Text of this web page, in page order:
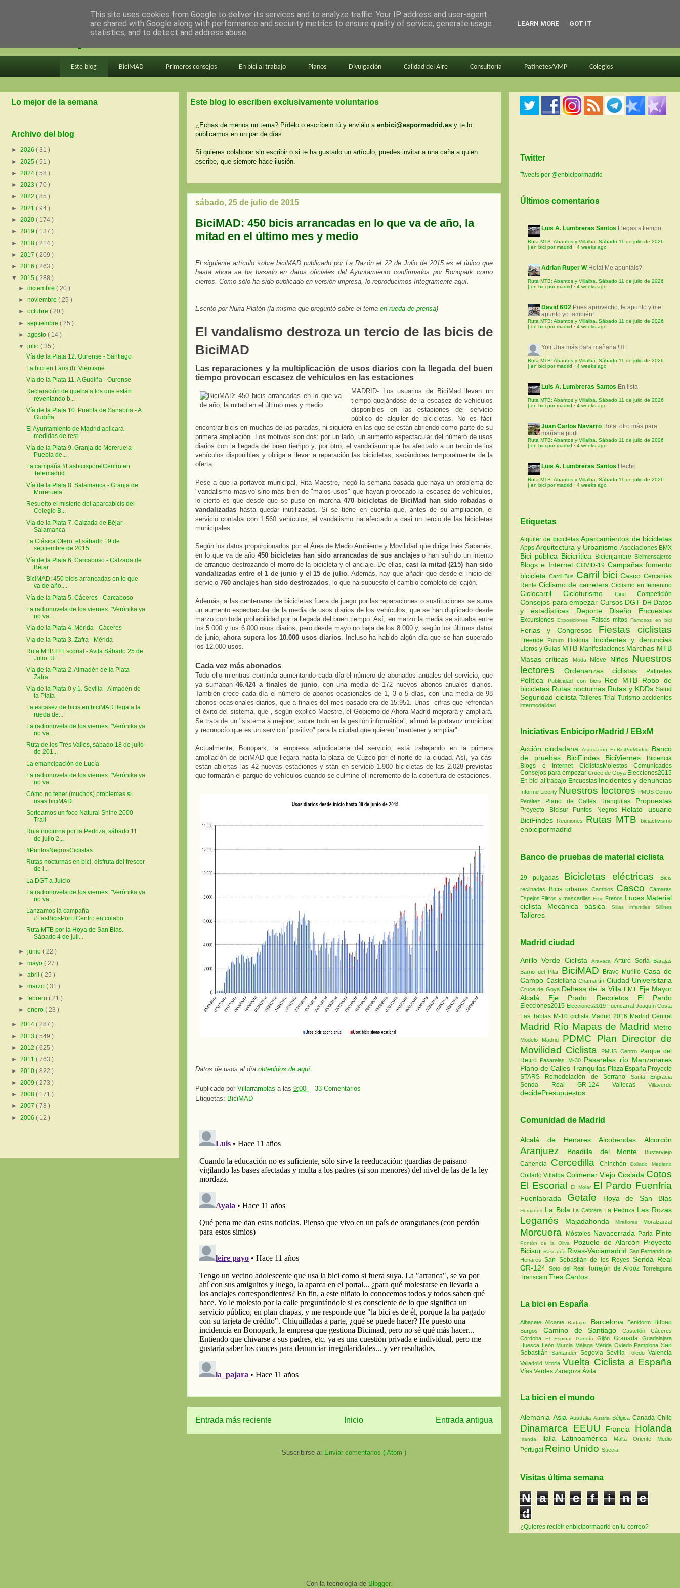
en bici por madrid
Este blog BiciMAD Primeros consejos En bici al trabajo Planos Divulgación Calidad del Aire Consultoría Patinetes/VMP Colegios
Este blog lo escriben exclusivamente voluntarios
¿Echas de menos un tema? Pídelo o escríbelo tú y enviálo a enbici@espormadrid.es y te lo
publicamos en un par de días.
Si quieres colaborar sin escribir o si te ha gustado un artículo, puedes invitar a una caña a quien
escribe, que siempre hace ilusión.
sábado, 25 de julio de 2015
BiciMAD: 450 bicis arrancadas en lo que va de año, la
mitad en el último mes y medio
El siguiente artículo sobre biciMAD publicado por La Razón el 22 de Julio de 2015 es el único que
hasta ahora se ha basado en datos oficiales del Ayuntamiento confirmados por Bonopark como
ciertos. Como sólo ha sido publicado en versión impresa, lo reproducimos íntegramente aquí.
Escrito por Nuria Platón (la misma que preguntó sobre el tema en rueda de prensa)
El vandalismo destroza un tercio de las bicis de
BiciMAD
Las reparaciones y la multiplicación de usos diarios con la llegada del buen
tiempo provocan escasez de vehículos en las estaciones
MADRID- Los usuarios de BiciMad llevan un
tiempo quejándose de la escasez de vehículos
disponibles en las estaciones del servicio
público de alquiler de bicicletas. No es fácil
encontrar bicis en muchas de las paradas, ni siquiera en las que se están abriendo como parte de su
primera ampliación. Los motivos son dos: por un lado, un aumento espectacular del número de usos
diarios con la llegada del buen tiempo y, por otro, el vandalismo que ha afectado a un tercio de los
vehículos disponibles y obliga a llevar a reparación las bicicletas, sacándolas temporalmente de la
oferta.
Pese a que la portavoz municipal, Rita Maestre, negó la semana pasada que haya un problema de
"vandalismo masivo"sino más bien de "malos usos" que hayan provocado la escasez de vehículos,
lo cierto es que desde que se puso en marcha 470 bicicletas de BiciMad han sido robadas o
vandalizadas hasta quedar inutilizadas. Si se tiene en cuenta que, antes de su ampliación, el
servicio contaba con 1.560 vehículos, el vandalismo ha afectado a casi un tercio de las bicicletas
municipales.
Según los datos proporcionados por el Área de Medio Ambiente y Movilidad que dirige Inés Sabanés,
en lo que va de año450 bicicletas han sido arrancadas de sus anclajeso han sufrido un intento
de arranque destrozando el morro de la bicicleta y el anclaje. De ellas,casi la mitad (215) han sido
vandalizadas entre el 1 de junio y el 15 de julio. Además, hay que añadir que desde el inicio del
servicio 760 anclajes han sido destrozados , lo que ha supuesto el cambio completo del cajón.
Además, a las centenares de bicicletas fuera de juego por las reparaciones o sustituciones se suma
un aumento espectacular de la media de usos diarios de los vehículos, que se han duplicado desde
marzo con toda probabilidad por la llegada del buen tiempo. Así, en marzo la media se situaba entre
los 5.000 y los 6.000 usos diarios, pero desde mayo no baja de los 8.000 y, según los últimos datos
de junio, ahora supera los 10.000 usos diarios. Incluso ha habido algún día que se han superado
los 12.000 usos.
Cada vez más abonados
Todo ello mientras continúa aumentando cada día el número de abonados anuales del servicio, que
ya sumaban46.424 a finales de junio , con una media de 172 nuevos abonos anuales diarios.
También crece cada día el número de abonos ocasionales de 1, 3 o 5 días, con una media de 98
abonos ocasionales diarios, que a finales del mes pasado era de 15.951. Unas cifras que refrendan
el éxito del sistema, que , según explicó Maestre, el Gobierno de Ahora Madrid mejorará y ampliará.
Se trata de un "sistema a mejorar, sobre todo en la gestión informática", afirmó la portavoz municipal
y reconocío que es un servicio "positivo" para la ciudad que quieren "mantener y ampliar".
Actualmente, Bonopark, la empresa adjudicataria del servicio, está trabajando en la primera
ampliación de biciMAD que llegará hasta la plaza de Cuzco por el norte de la ciudad. Así, ya casi
están abiertas las 42 nuevas estaciones y stán en servicio 1.900 bicicletas de las 2.028 previstas
que formarán el parque de vehículos cuando se culmine el incremento de la cobertura de estaciones.
Datos de usos al día obtenidos de aquí.
Publicado por Villarramblas a las 9:00
33 Comentarios
Etiquetas: BiciMAD
Entrada más reciente Entrada antigua
Inicio
Suscribirse a: Enviar comentarios ( Atom )
Lo mejor de la semana
Archivo del blog
► 2026 ( 31 )
► 2025 ( 51 )
► 2024 ( 58 )
► 2023 ( 70 )
► 2022 ( 85 )
► 2021 ( 94 )
► 2020 ( 174 )
► 2019 ( 137 )
► 2018 ( 214 )
► 2017 ( 209 )
► 2016 ( 263 )
▼ 2015 ( 288 )
►diciembre( 20 )
►noviembre( 25 )
►octubre( 20 )
►septiembre( 25 )
►agosto( 14 )
▼julio( 35 )
Vía de la Plata 12. Ourense - Santiago
La bici en Laos (I): Vientiane
Vía de la Plata 11. A Gudiña - Ourense
Declaración de guerra a los que están
reventando b...
Vía de la Plata 10. Puebla de Sanabria - A
Gudiña
El Ayuntamiento de Madrid aplicará
medidas de rest...
Vía de la Plata 9. Granja de Moreruela -
Puebla de...
La campaña #LasbicisporelCentro en
Telemadrid
Vía de la Plata 8. Salamanca - Granja de
Moreruela
Resuelto el misterio del aparcabicis del
Colegio B...
Vía de la Plata 7. Calzada de Béjar -
Salamanca
La Clásica Otero, el sábado 19 de
septiembre de 2015
Vía de la Plata 6. Carcaboso - Calzada de
Béjar
BiciMAD: 450 bicis arrancadas en lo que
va de año,...
Vía de la Plata 5. Cáceres - Carcaboso
La radionovela de los viernes: "Verónika ya
no va ...
Vía de la Plata 4. Mérida - Cáceres
Vía de la Plata 3. Zafra - Mérida
Ruta MTB El Escorial - Avila Sábado 25 de
Julio: U...
Vía de la Plata 2. Almadén de la Plata -
Zafra
Vía de la Plata 0 y 1. Sevilla - Almadén de
la Plata
La escasez de bicis en biciMAD llega a la
rueda de...
La radionovela de los viernes: "Verónika ya
no va ...
Ruta de los Tres Valles, sábado 18 de julio
de 201...
La emancipación de Lucía
La radionovela de los viernes: "Verónika ya
no va ...
Cómo no tener (muchos) problemas si
usas biciMAD
Sorteamos un foco Natural Shine 2000
Trail
Ruta nocturna por la Pedriza, sábado 11
de julio 2...
#PuntosNegrosCiclistas
Rutas nocturnas en bici, disfruta del frescor
de l...
La DGT a Juicio
La radionovela de los viernes: "Verónika ya
no va ...
Lanzamos la campaña
#LasBicisPorElCentro en colabo...
Ruta MTB por la Hoya de San Blas.
Sábado 4 de juli...
►junio( 22 )
►mayo( 27 )
►abril( 25 )
►marzo( 31 )
►febrero( 21 )
►enero( 23 )
► 2014 ( 287 )
► 2013 ( 549 )
► 2012 ( 625 )
► 2011 ( 763 )
► 2010 ( 822 )
► 2009 ( 273 )
► 2008 ( 171 )
► 2007 ( 78 )
► 2006 ( 12 )
Twitter
Tweets por @enbicipormadrid
Últimos comentarios
Luis A. Lumbreras Santos Llegas s tiempo
Ruta MTB: Abantos y Villalba. Sábado 11 de julio de 2026
| en bici por madrid · 4 weeks ago
Adrian Ruper W Hola! Me apuntais?
Ruta MTB: Abantos y Villalba. Sábado 11 de julio de 2026
| en bici por madrid · 4 weeks ago
David 6D2 Pues aprovecho, te apunto y me
apunto yo también!
Ruta MTB: Abantos y Villalba. Sábado 11 de julio de 2026
| en bici por madrid · 4 weeks ago
Yoli Una más para mañana ! 🚵‍♀️
Ruta MTB: Abantos y Villalba. Sábado 11 de julio de 2026
| en bici por madrid · 4 weeks ago
Luis A. Lumbreras Santos En lista
Ruta MTB: Abantos y Villalba. Sábado 11 de julio de 2026
| en bici por madrid · 4 weeks ago
Juan Carlos Navarro Hola, otro más para
mañana porfi
Ruta MTB: Abantos y Villalba. Sábado 11 de julio de 2026
| en bici por madrid · 4 weeks ago
Luis A. Lumbreras Santos Hecho
Ruta MTB: Abantos y Villalba. Sábado 11 de julio de 2026
| en bici por madrid · 4 weeks ago
Etiquetas
Alquiler de bicicletasAparcamientos de bicicletas
AppsArquitectura y Urbanismo Asociaciones BMX
Bici pública Bicicrítica Bicienjambre Bicimensajeros
Blogs e InternetCOVID-19 Campañas fomento
bicicleta Carril Bus Carril biciCascoCercanías
RenfeCiclismo de carretera Ciclismo en femenino
CiclocarrilCicloturismo CineCompetición
Consejos para empezar Cursos DGT DH Datos
y estadísticas Deporte Diseño Encuestas
ExcursionesExposiciones Falsos mitosFamosos en bici
Ferias y Congresos Fiestas ciclistas
Freeride Futuro Historia Incidentes y denuncias
Libros y Guías MTB Manifestaciones Marchas MTB
Masas críticas
Moda Nieve Niños Nuestros
lectores
Ordenanzas ciclistas Patinetes
Política Publicidad con bicis Red MTB Robo de
bicicletas Rutas nocturnas Rutas y KDDs Salud
Seguridad ciclistaTalleres Trial Turismoaccidentes
intermodalidad
Iniciativas EnbiciporMadrid / EBxM
Acción ciudadana Asociación EnBiciPorMadrid
Banco
de pruebas
BiciFindes BiciViernes
Biciencia
Blogs e Internet
CiclistasMolestos
Comunicados
Consejos para empezar Cruce de Goya Elecciones2015
En bici al trabajo Encuestas Incidentes y denuncias
Informe Liberty Nuestros lectores
PMUS Centro
Peráltez
Plano de Calles Tranquilas Propuestas
Proyecto Bicisur Puntos Negros
Relato usuario
BiciFindes
Reuniones Rutas MTB biciactivismo
enbicipormadrid
Banco de pruebas de material ciclista
29 pulgadas Bicicletas eléctricas
Bicis
reclinadas
Bicis urbanas Cambios Casco
Cámaras
Espejos Filtros y mascarillas Fixie Frenos Luces Material
ciclista
Mecánica básica Sillas infantiles Sillines
Talleres
Madrid ciudad
Anillo Verde Ciclista AravacaArturo Soria
Barajas
Barrio del Pilar BiciMAD Bravo MurilloCasa de
Campo Castellana Chamartín Ciudad Universitaria
Cruce de Goya Dehesa de la Villa EMT Eje Mayor
Alcalá Eje Prado Recoletos El Pardo
Elecciones2015 Elecciones2019 Fuencarral Joaquín Costa
Las Tablas M-10 ciclista Madrid 2016 Madrid Central
Madrid Río Mapas de Madrid Metro
Modelo Madrid PDMC Plan Director de
Movilidad Ciclista
PMUS Centro Parque del
Retiro Pasarelas M-30 Pasarelas río Manzanares
Plano de Calles Tranquilas Plaza España Proyecto
STARS Remodelación de Serrano Santa Engracia
Senda Real GR-124 Vallecas Villaverde
decidePresupuestos
Comunidad de Madrid
Alcalá de HenaresAlcobendas Alcorcón
Aranjuez Boadilla del Monte Bustarviejo
Canencia Cercedilla ChinchónCollado Mediano
Collado Villalba Colmenar Viejo Coslada Cotos
El EscorialEl Molar El Pardo Fuenfría
Fuenlabrada Getafe Hoya de San Blas
Humanes La Bola La Cabrera La Pedriza Las Rozas
Leganés Majadahonda Miraflores Moralzarzal
Morcuera Móstoles Navacerrada Parla Pinto
Pontón de la Oliva Pozuelo de Alarcón Proyecto
BicisurRascafría Rivas-Vaciamadrid San Fernando de
HenaresSan Sebastián de los Reyes Senda Real
GR-124Soto del Real Torrejón de ArdozTorrelaguna
Transcam Tres Cantos
La bici en España
AlbaceteAlicanteBadajoz Barcelona Benidorm Bilbao
Burgos Camino de SantiagoCastellónCáceres
Córdoba El Espinar GandíaGijónGranadaGuadalajara
Huesca León Murcia Málaga Mérida Oviedo PamplonaSan
Sebastián Santander SegoviaSevillaToledoValencia
ValladolidVitoria Vuelta Ciclista a España
Vías Verdes Zaragoza Ávila
La bici en el mundo
Alemania Asia Australia Austria Bélgica Canadá Chile
Dinamarca EEUU Francia Holanda
Irlanda Italia Latinoamérica Malta Oriente Medio
Portugal Reino Unido Suecia
Visitas última semana
N a N e f i n
e
d
¿Quieres recibir enbicipormadrid en tu correo?
Con la tecnología de Blogger.
This site uses cookies from Google to deliver its services and to analyze traffic. Your IP address and user-agent
are shared with Google along with performance and security metrics to ensure quality of service, generate usage
statistics, and to detect and address abuse.
LEARN MORE GOT IT